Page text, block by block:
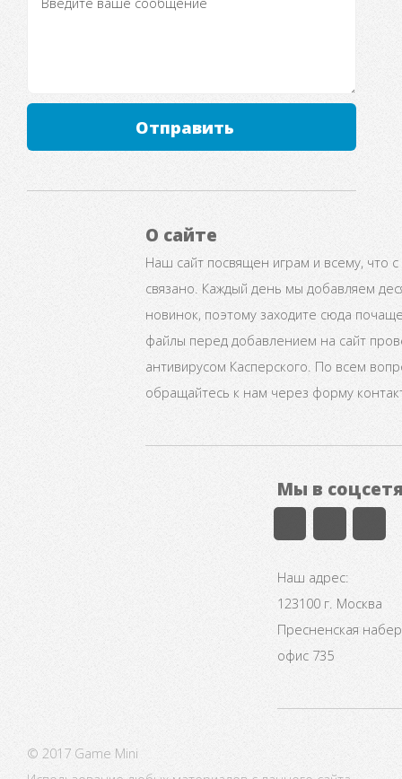
Отправить
О сайте
Наш сайт посвящен играм и всему, что
связано. Каждый день мы добавляем
новинок, поэтому заходите сюда
файлы перед добавлением на сайт
антивирусом Касперского. По всем
обращайтесь к нам через форму
Мы в
Наш адрес:
123100 г. Москва
Пресненская
офис 735
© 2017 Game Mini